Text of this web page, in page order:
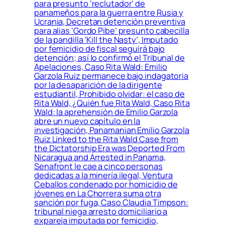
para presunto ‘reclutador’ de
panameños para la guerra entre Rusia y
Ucrania, Decretan detención preventiva
para alias ‘Gordo Pibe’ presunto cabecilla
de la pandilla ‘Kill the Nasty’, Imputado
por femicidio de fiscal seguirá bajo
detención; así lo confirmó el Tribunal de
Apelaciones, Caso Rita Wald: Emilio
Garzola Ruiz permanece bajo indagatoria
por la desaparición de la dirigente
estudiantil, Prohibido olvidar: el caso de
Rita Wald, ¿Quién fue Rita Wald, Caso Rita
Wald: la aprehensión de Emilio Garzola
abre un nuevo capítulo en la
investigación, Panamanian Emilio Garzola
Ruiz Linked to the Rita Wald Case from
the Dictatorship Era was Deported From
Nicaragua and Arrested in Panama,
Senafront le cae a cinco personas
dedicadas a la minería ilegal, Ventura
Ceballos condenado por homicidio de
jóvenes en La Chorrera suma otra
sanción por fuga, Caso Claudia Timpson:
tribunal niega arresto domiciliario a
expareja imputada por femicidio,